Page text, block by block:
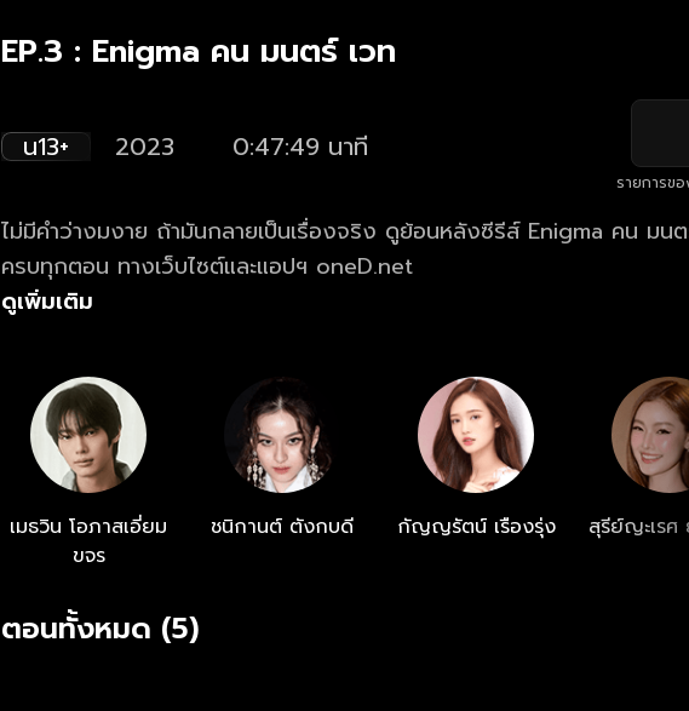
EP.3 : Enigma คน มนตร์ เวท
น13+ 2023 0:47:49 นาที
รายการข
ไม่มีคำว่างมงาย ถ้ามันกลายเป็นเรื่องจริง ดูย้อนหลังซีรีส์ Enigma คน มนตร์ เวท ดูฟรี
ครบทุกตอน ทางเว็บไซต์และแอปฯ oneD.net
ดูเพิ่มเติม
เมธวิน โอภาสเอี่ยม
ขจร
ชนิกานต์ ตังกบดี กัญญรัตน์ เรืองรุ่ง สุรีย์ญะเรศ
ตอนทั้งหมด (5)